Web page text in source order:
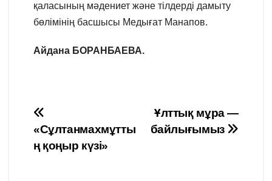
қаласының мәдениет және тілдерді дамыту
бөлімінің басшысы Медығат Манапов.
Айдана БОРАНБАЕВА.
Навигация
по
Ұлттық мұра —
байлығымыз
«Сұлтанмахмұтты
ң қоңыр күзі»